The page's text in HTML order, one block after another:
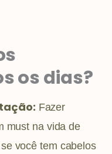
os dias?
Fazer
must na vida de
você tem cabelos